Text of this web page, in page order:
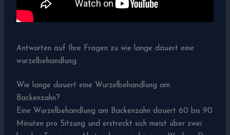
Antworten auf Ihre Fragen zu wie lange dauert eine
wurzelbehandlung
Wie lange dauert eine Wurzelbehandlung am
Backenzahn?
Eine Wurzelbehandlung am Backenzahn dauert 60 bis 90
Minuten pro Sitzung und erstreckt sich meist über zwei